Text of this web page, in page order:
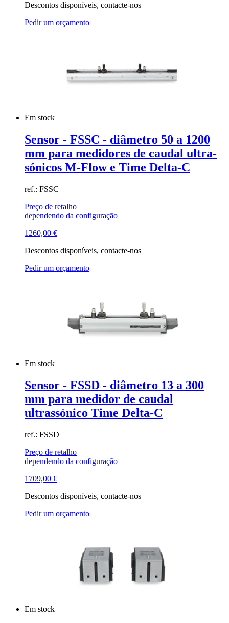
Descontos disponíveis, contacte-nos
Pedir um orçamento
Em stock
Sensor - FSSC - diâmetro 50 a 1200
mm para medidores de caudal ultra-
sónicos M-Flow e Time Delta-C
ref.: FSSC
Preço de retalho
dependendo da configuração
1260,00 €
Descontos disponíveis, contacte-nos
Pedir um orçamento
Em stock
Sensor - FSSD - diâmetro 13 a 300
mm para medidor de caudal
ultrassónico Time Delta-C
ref.: FSSD
Preço de retalho
dependendo da configuração
1709,00 €
Descontos disponíveis, contacte-nos
Pedir um orçamento
Em stock